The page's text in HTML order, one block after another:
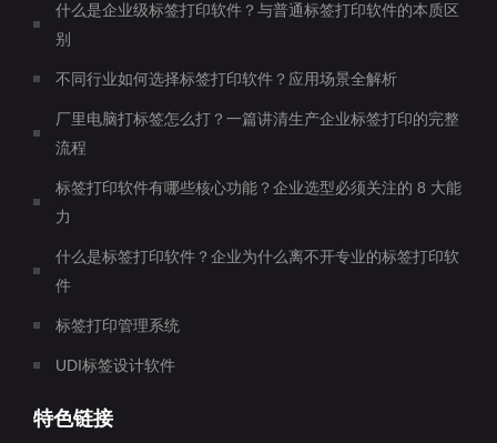
什么是企业级标签打印软件？与普通标签打印软件的本质区
别
不同行业如何选择标签打印软件？应用场景全解析
厂里电脑打标签怎么打？一篇讲清生产企业标签打印的完整
流程
标签打印软件有哪些核心功能？企业选型必须关注的 8 大能
力
什么是标签打印软件？企业为什么离不开专业的标签打印软
件
标签打印管理系统
UDI标签设计软件
特色链接